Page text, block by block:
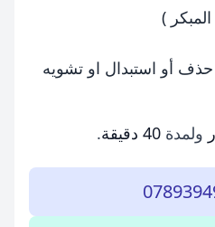
)
أو استبدال او تشويه
ولمدة 40 دقيقة .